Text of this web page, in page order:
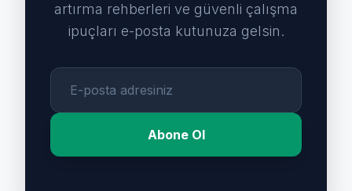
artırma rehberleri ve güvenli çalışma
ipuçları e-posta kutunuza gelsin.
Abone Ol